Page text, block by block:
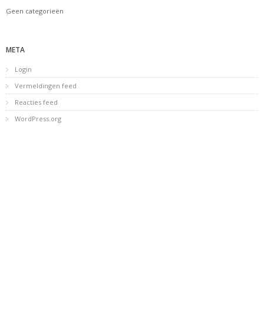
Geen categorieën
META
Login
Vermeldingen feed
Reacties feed
WordPress.org